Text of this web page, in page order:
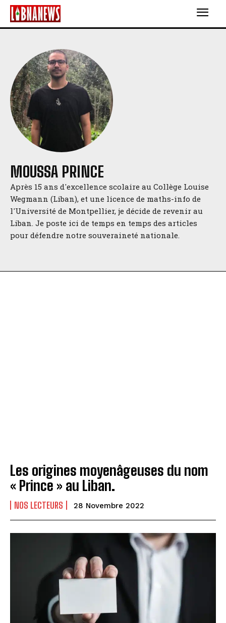
MOUSSA PRINCE
Après 15 ans d'excellence scolaire au Collège Louise
Wegmann (Liban), et une licence de maths-info de
l'Université de Montpellier, je décide de revenir au
Liban. Je poste ici de temps en temps des articles
pour défendre notre souveraineté nationale.
Les origines moyenâgeuses du nom
« Prince » au Liban.
NOS LECTEURS 28 Novembre 2022